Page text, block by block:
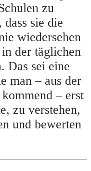
zu
sie die
wiedersehen
der täglichen
Das sei eine
man – aus der
– erst
zu verstehen,
und bewerten